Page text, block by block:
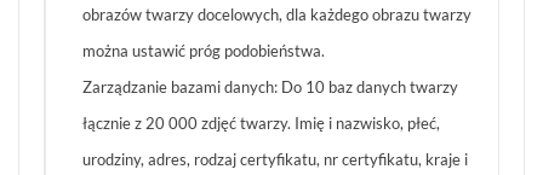
obrazów twarzy docelowych, dla każdego obrazu twarzy
można ustawić próg podobieństwa.
Zarządzanie bazami danych: Do 10 baz danych twarzy
łącznie z 20 000 zdjęć twarzy. Imię i nazwisko, płeć,
urodziny, adres, rodzaj certyfikatu, nr certyfikatu, kraje i